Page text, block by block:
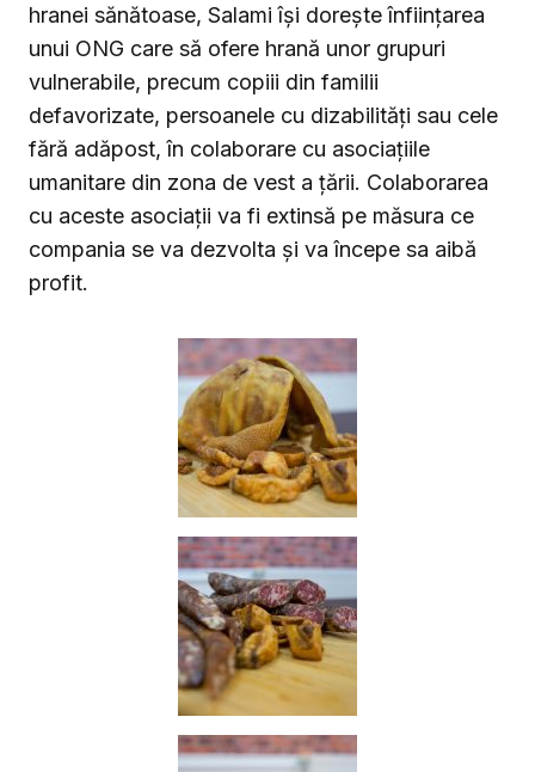
hranei sănătoase, Salami își dorește înființarea
unui ONG care să ofere hrană unor grupuri
vulnerabile, precum copiii din familii
defavorizate, persoanele cu dizabilități sau cele
fără adăpost, în colaborare cu asociațiile
umanitare din zona de vest a țării. Colaborarea
cu aceste asociații va fi extinsă pe măsura ce
compania se va dezvolta și va începe sa aibă
profit.